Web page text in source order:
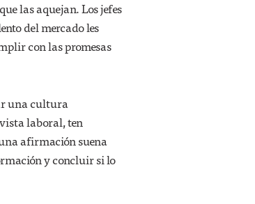
las aquejan. Los jefes
del mercado les
con las promesas
una cultura
laboral, ten
afirmación suena
y concluir si lo